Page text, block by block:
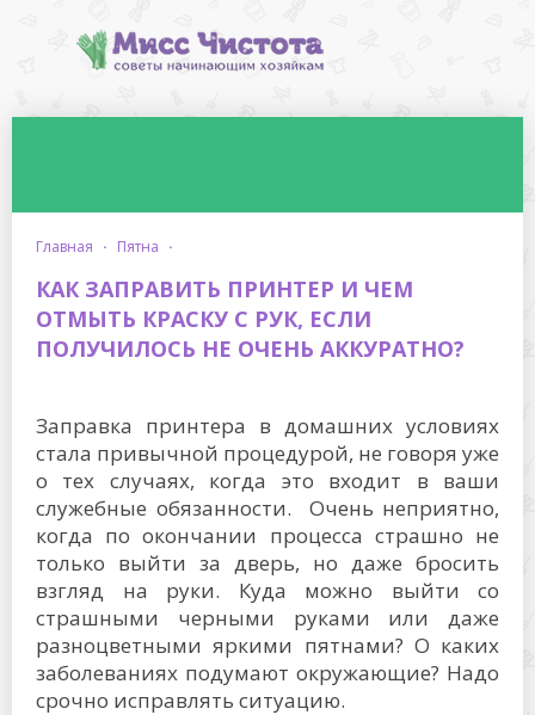
главная · пятна ·
КАК ЗАПРАВИТЬ ПРИНТЕР И ЧЕМ
ОТМЫТЬ КРАСКУ С РУК, ЕСЛИ
ПОЛУЧИЛОСЬ НЕ ОЧЕНЬ АККУРАТНО?
Заправка принтера в домашних условиях
стала привычной процедурой, не говоря уже
о тех случаях, когда это входит в ваши
служебные обязанности. Очень неприятно,
когда по окончании процесса страшно не
только выйти за дверь, но даже бросить
взгляд на руки. Куда можно выйти со
страшными черными руками или даже
разноцветными яркими пятнами? О каких
заболеваниях подумают окружающие? Надо
срочно исправлять ситуацию.